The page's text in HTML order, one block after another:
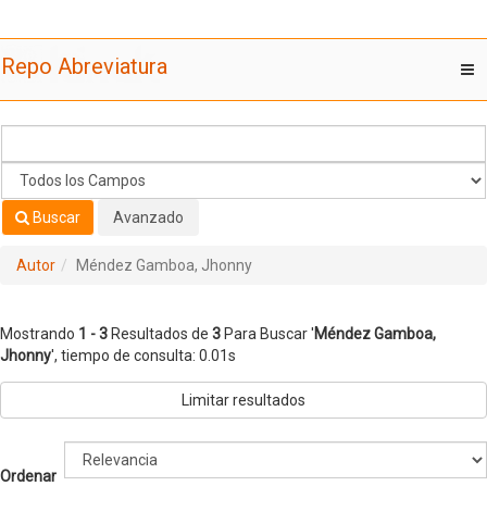
Jhonny
Repo Abreviatura
Buscar Avanzado
Autor Méndez Gamboa, Jhonny
Mostrando 1 - 3 Resultados de 3 Para Buscar 'Méndez Gamboa,
Jhonny', tiempo de consulta: 0.01s
Limitar resultados
Ordenar